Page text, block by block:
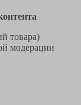
товара)
модерации